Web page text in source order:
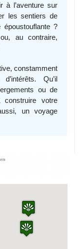
à l’aventure sur
les sentiers de
époustouflante ?
au contraire,
constamment
Qu’il
ou de
votre
un voyage